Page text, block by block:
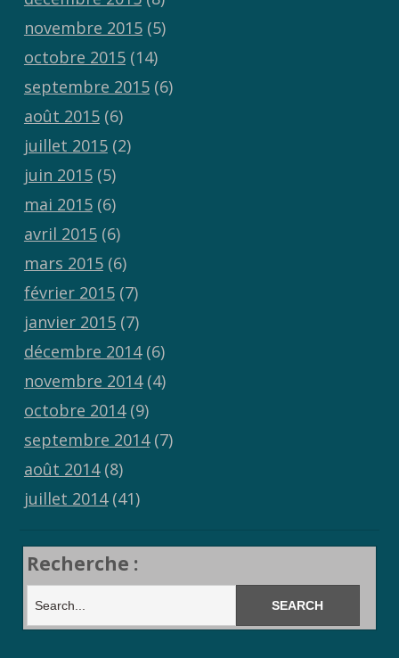
novembre 2015(5)
octobre 2015(14)
septembre 2015(6)
août 2015(6)
juillet 2015(2)
juin 2015(5)
mai 2015(6)
avril 2015(6)
mars 2015(6)
février 2015(7)
janvier 2015(7)
décembre 2014(6)
novembre 2014(4)
octobre 2014(9)
septembre 2014(7)
août 2014(8)
juillet 2014(41)
Recherche :